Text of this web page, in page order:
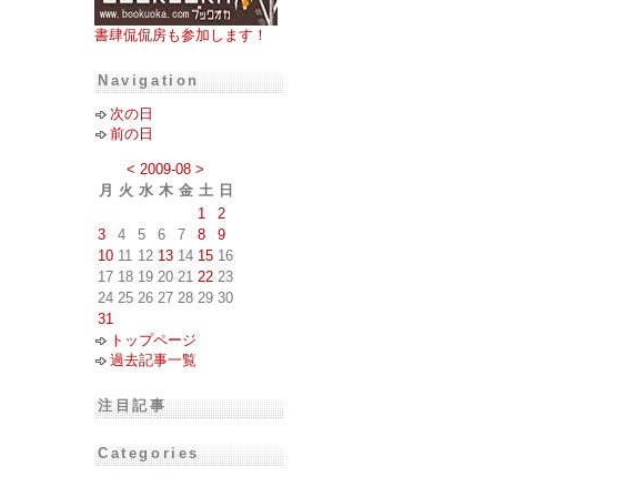
書肆侃侃房も参加します！
Navigation
次の日
前の日
< 2009-08 >
月
火 水 木 金 土 日
1
2
3
4 5 6 7 8
9
10 11 12 13 14 15 16
17 18 19 20 21 22 23
24 25 26 27 28 29 30
31
トップページ
過去記事一覧
注目記事
Categories